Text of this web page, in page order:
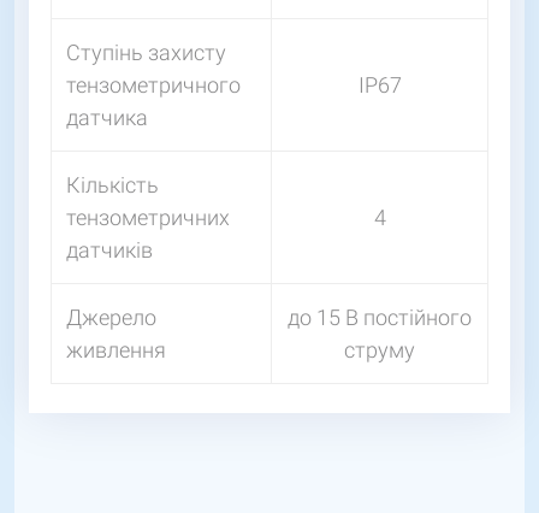
Ступінь захисту
тензометричного
датчика
IP67
Кількість
тензометричних
датчиків
4
Джерело
живлення
до 15 В постійного
струму